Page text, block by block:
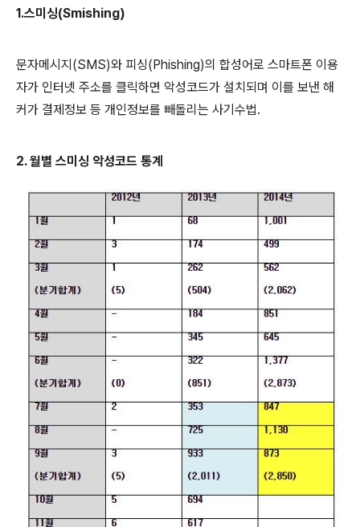
1.스미싱(Smishing)
문자메시지 (SMS)와 피싱(Phishing)의 합성어로 스마트폰 이용
자가 인터넷 주소를 클릭하면 악성코드가 설치되며 이를 보낸 해
커가 결제정보 등 개인정보를 빼돌리는 사기수법.
2. 월별 스미싱 악성코드 통계